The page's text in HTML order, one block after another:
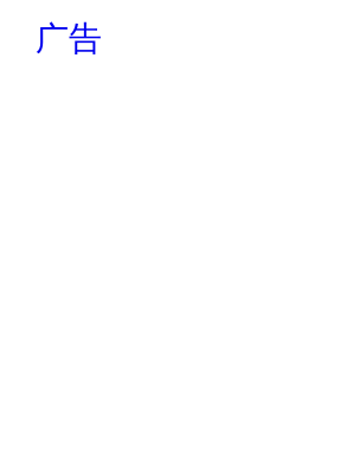
广告